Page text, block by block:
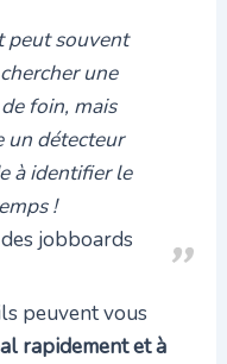
peut souvent
une
foin, mais
un détecteur
à identifier le
!
jobboards
peuvent vous
rapidement et à